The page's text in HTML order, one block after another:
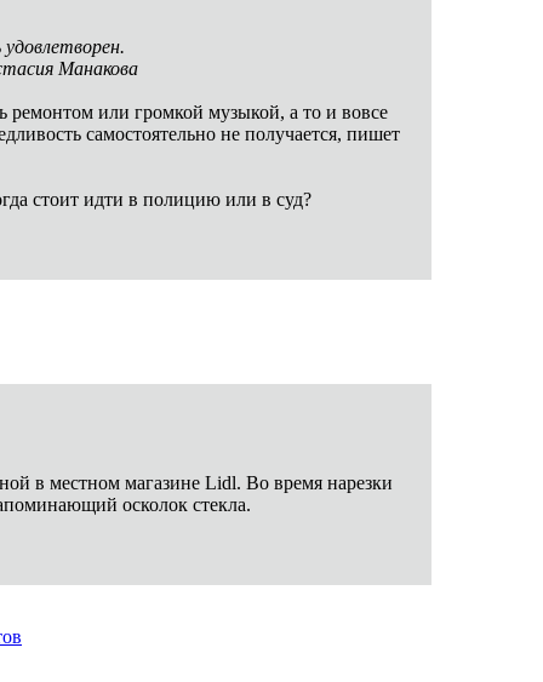
Манакова
ремонтом или громкой музыкой, а то и вовсе
самостоятельно не получается, пишет
стоит идти в полицию или в суд?
в местном магазине Lidl. Во время нарезки
осколок стекла.